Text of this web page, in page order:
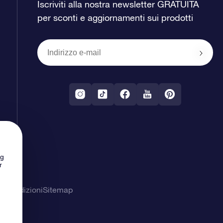
Iscriviti alla nostra newsletter GRATUITA
per sconti e aggiornamenti sui prodotti
CondizioniSitemap